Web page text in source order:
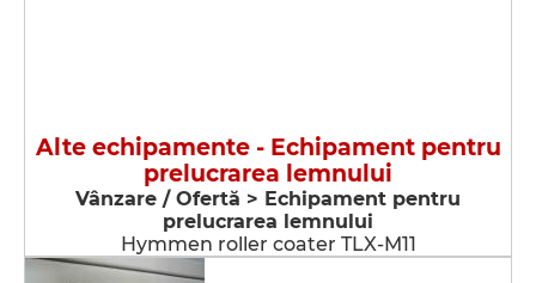
Alte echipamente - Echipament pentru
prelucrarea lemnului
Vânzare / Ofertă > Echipament pentru
prelucrarea lemnului
Hymmen roller coater TLX-M11